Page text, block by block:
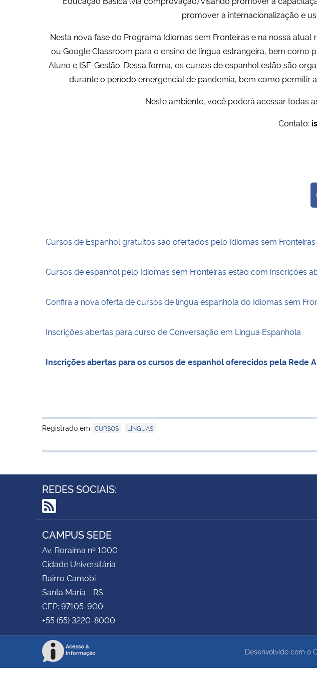
promover a internacionalização e
Nesta nova fase do Programa Idiomas sem Fronteiras e na nossa
ou Google Classroom para o ensino de língua estrangeira, bem como
Aluno e ISF-Gestão. Dessa forma, os cursos de espanhol estão são
durante o período emergencial de pandemia, bem como permitir
Neste ambiente, você poderá acessar todas
Contato:
Cursos de Espanhol gratuitos são ofertados pelo Idiomas sem Fronteiras
Cursos de espanhol pelo Idiomas sem Fronteiras estão com inscrições
Confira a nova oferta de cursos de língua espanhola do Idiomas sem
Inscrições abertas para curso de Conversação em Língua Espanhola
Inscrições abertas para os cursos de espanhol oferecidos pela Rede
Registrado em CURSOS LÍNGUAS
REDES SOCIAIS:
RSS
CAMPUS SEDE
Av. Roraima nº 1000
Cidade Universitária
Bairro Camobi
Santa Maria - RS
CEP: 97105-900
+55 (55) 3220-8000
Acesso à
Informação
Desenvolvido com o